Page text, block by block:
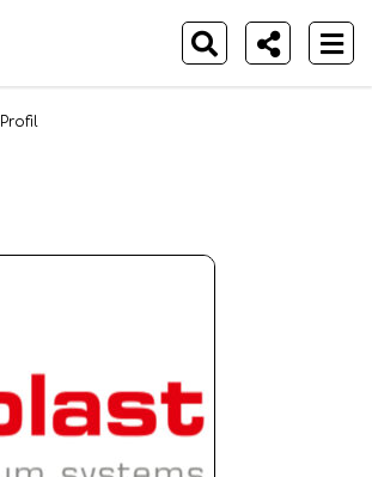
Profil